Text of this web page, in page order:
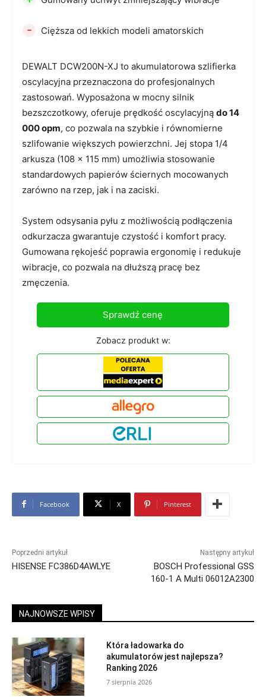
DEWALT DCW200N-XJ to akumulatorowa szlifierka
oscylacyjna przeznaczona do profesjonalnych
zastosowań. Wyposażona w mocny silnik
bezszczotkowy, oferuje prędkość oscylacyjną do 14
000 opm, co pozwala na szybkie i równomierne
szlifowanie większych powierzchni. Jej stopa 1/4
arkusza (108 x 115 mm) umożliwia stosowanie
standardowych papierów ściernych mocowanych
zarówno na rzep, jak i na zaciski.
System odsysania pyłu z możliwością podłączenia
odkurzacza gwarantuje czystość i komfort pracy.
Gumowana rękojeść poprawia ergonomię i redukuje
wibracje, co pozwala na dłuższą pracę bez
zmęczenia.
- Cięższa od lekkich modeli amatorskich
Sprawdź cenę
Zobacz produkt w:
Facebook X Pinterest
Poprzedni artykuł
HISENSE FC386D4AWLYE
Następny artykuł
BOSCH Professional GSS
160-1 A Multi 06012A2300
NAJNOWSZE WPISY
Która ładowarka do
akumulatorów jest najlepsza?
Ranking 2026
7 sierpnia 2026